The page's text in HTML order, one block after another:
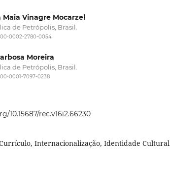
Vinagre Mocarzel
de Petrópolis, Brasil.
0002-2780-0054
Moreira
de Petrópolis, Brasil.
0001-7097-0238
10.15687/rec.v16i2.66230
Internacionalização, Identidade Cultural